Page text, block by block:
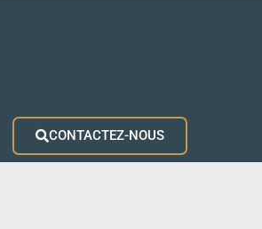
CONTACTEZ-NOUS